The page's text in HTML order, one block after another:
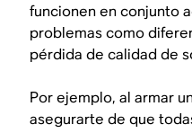
funcionen en conjunto
problemas como
pérdida de calidad de
Por ejemplo, al armar
asegurarte de que